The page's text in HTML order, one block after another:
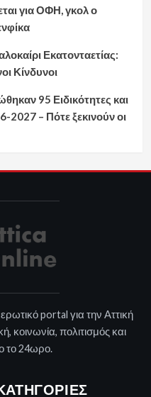
για ΟΦΗ, γκολ ο
Εκατονταετίας:
Κίνδυνοι
95 Ειδικότητες και
– Πότε ξεκινούν οι
portal για την Αττική
κοινωνία, πολιτισμός και
το 24ωρο.